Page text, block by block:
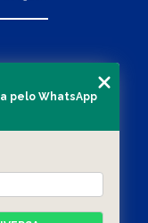
pelo WhatsApp